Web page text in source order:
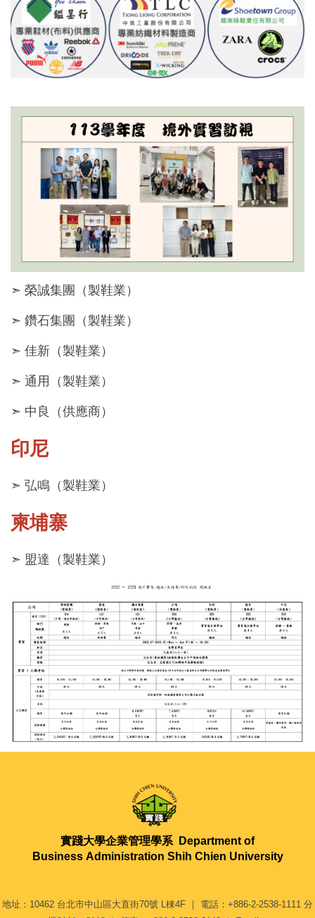
➣ 榮誠集團（製鞋業）
➣ 鑽石集團（製鞋業）
➣ 佳新（製鞋業）
➣ 通用（製鞋業）
➣ 中良（供應商）
印尼
➣ 弘鳴（製鞋業）
柬埔寨
➣ 盟達（製鞋業）
實踐大學企業管理學系
Department of
Business Administration Shih Chien University
地址：10462 台北市中山區大直街70號 L棟4F ｜ 電話：+886-2-2538-1111 分